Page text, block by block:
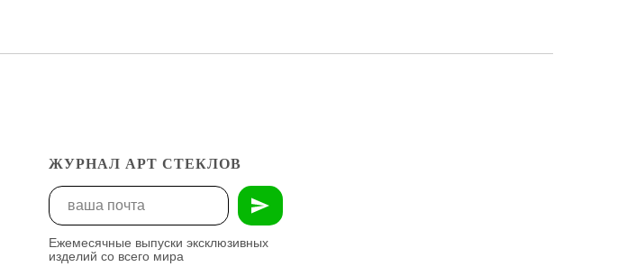
ЖУРНАЛ АРТ СТЕКЛОВ
Ежемесячные выпуски эксклюзивных
изделий со всего мира